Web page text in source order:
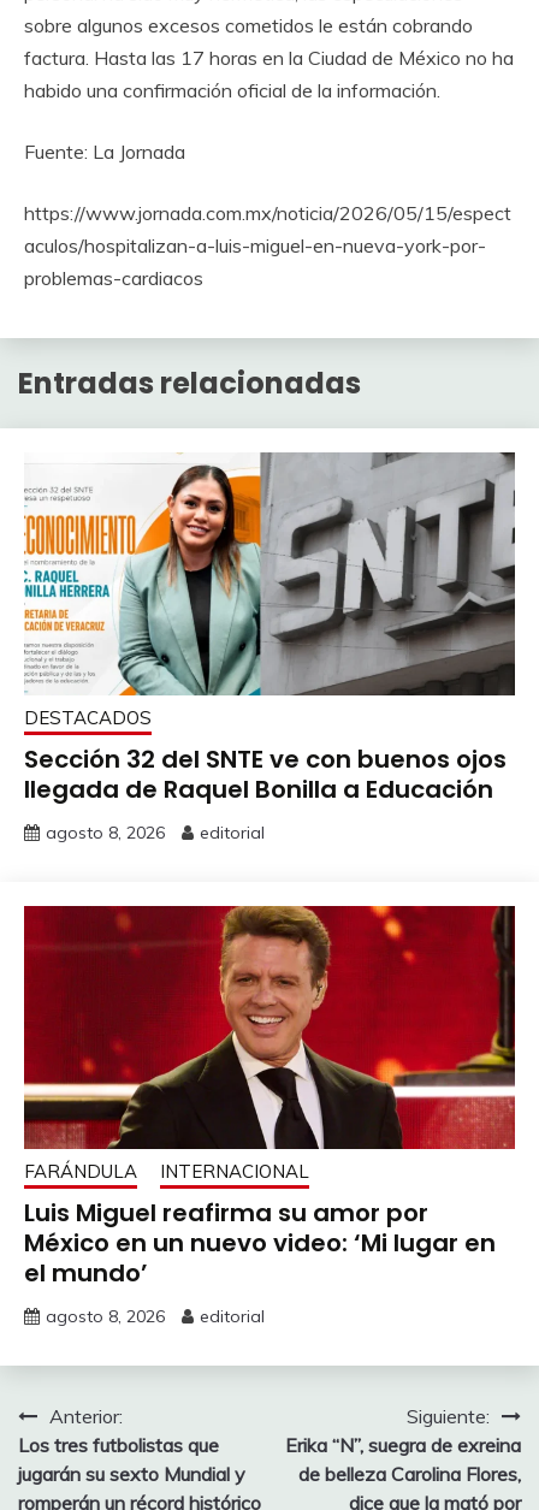
sobre algunos excesos cometidos le están cobrando
factura. Hasta las 17 horas en la Ciudad de México no ha
habido una confirmación oficial de la información.
Fuente: La Jornada
https://www.jornada.com.mx/noticia/2026/05/15/espect
aculos/hospitalizan-a-luis-miguel-en-nueva-york-por-
problemas-cardiacos
Entradas relacionadas
DESTACADOS
Sección 32 del SNTE ve con buenos ojos
llegada de Raquel Bonilla a Educación
agosto 8, 2026 editorial
FARÁNDULA INTERNACIONAL
Luis Miguel reafirma su amor por
México en un nuevo video: ‘Mi lugar en
el mundo’
agosto 8, 2026 editorial
Navegación
de
Anterior:
Los tres futbolistas que
jugarán su sexto Mundial y
romperán un récord histórico
Siguiente:
Erika “N”, suegra de exreina
de belleza Carolina Flores,
dice que la mató por